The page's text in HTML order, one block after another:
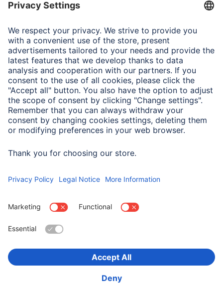
Połączenie
Właściwości elektrotechniczne
Maks. prędkość przesyłu
danych
480 Mbit/s
Maks. przesył energii
elektrycznej
3 A
Wybierz kraj
Bezpieczeństwo i ochrona danych